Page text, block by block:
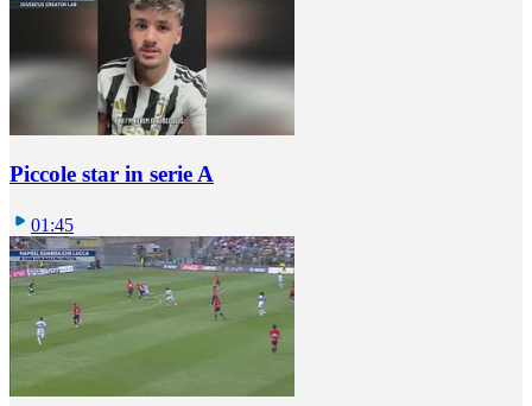
Piccole star in serie A
01:45